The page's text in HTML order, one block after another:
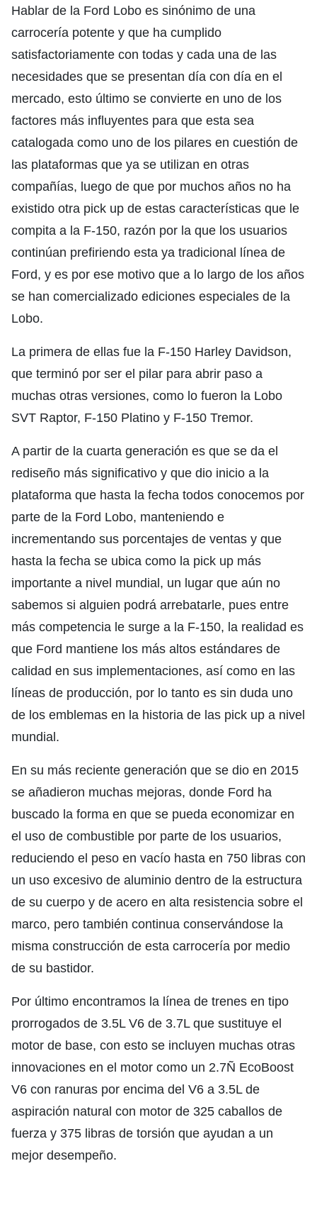
Hablar de la Ford Lobo es sinónimo de una
carrocería potente y que ha cumplido
satisfactoriamente con todas y cada una de las
necesidades que se presentan día con día en el
mercado, esto último se convierte en uno de los
factores más influyentes para que esta sea
catalogada como uno de los pilares en cuestión de
las plataformas que ya se utilizan en otras
compañías, luego de que por muchos años no ha
existido otra pick up de estas características que le
compita a la F-150, razón por la que los usuarios
continúan prefiriendo esta ya tradicional línea de
Ford, y es por ese motivo que a lo largo de los años
se han comercializado ediciones especiales de la
Lobo.
La primera de ellas fue la F-150 Harley Davidson,
que terminó por ser el pilar para abrir paso a
muchas otras versiones, como lo fueron la Lobo
SVT Raptor, F-150 Platino y F-150 Tremor.
A partir de la cuarta generación es que se da el
rediseño más significativo y que dio inicio a la
plataforma que hasta la fecha todos conocemos por
parte de la Ford Lobo, manteniendo e
incrementando sus porcentajes de ventas y que
hasta la fecha se ubica como la pick up más
importante a nivel mundial, un lugar que aún no
sabemos si alguien podrá arrebatarle, pues entre
más competencia le surge a la F-150, la realidad es
que Ford mantiene los más altos estándares de
calidad en sus implementaciones, así como en las
líneas de producción, por lo tanto es sin duda uno
de los emblemas en la historia de las pick up a nivel
mundial.
En su más reciente generación que se dio en 2015
se añadieron muchas mejoras, donde Ford ha
buscado la forma en que se pueda economizar en
el uso de combustible por parte de los usuarios,
reduciendo el peso en vacío hasta en 750 libras con
un uso excesivo de aluminio dentro de la estructura
de su cuerpo y de acero en alta resistencia sobre el
marco, pero también continua conservándose la
misma construcción de esta carrocería por medio
de su bastidor.
Por último encontramos la línea de trenes en tipo
prorrogados de 3.5L V6 de 3.7L que sustituye el
motor de base, con esto se incluyen muchas otras
innovaciones en el motor como un 2.7Ñ EcoBoost
V6 con ranuras por encima del V6 a 3.5L de
aspiración natural con motor de 325 caballos de
fuerza y 375 libras de torsión que ayudan a un
mejor desempeño.